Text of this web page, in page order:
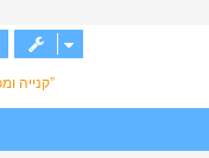
Return to “קנייה ומכירה”